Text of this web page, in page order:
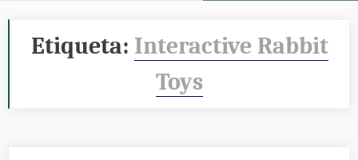
Etiqueta: Interactive Rabbit
Toys